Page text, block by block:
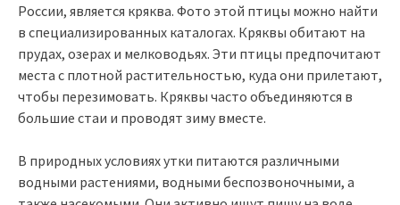
России, является кряква. Фото этой птицы можно найти
в специализированных каталогах. Кряквы обитают на
прудах, озерах и мелководьях. Эти птицы предпочитают
места с плотной растительностью, куда они прилетают,
чтобы перезимовать. Кряквы часто объединяются в
большие стаи и проводят зиму вместе.
В природных условиях утки питаются различными
водными растениями, водными беспозвоночными, а